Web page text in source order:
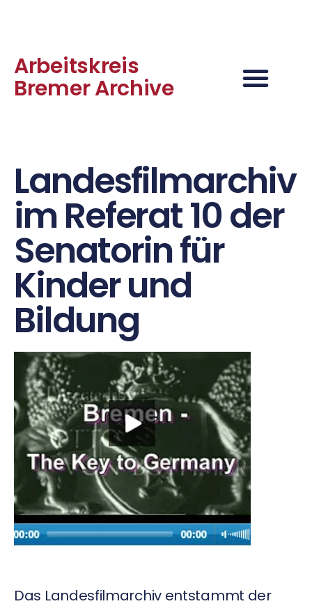
Arbeitskreis
Bremer Archive
Landesfilmarchiv
im Referat 10 der
Senatorin für
Kinder und
Bildung
Das Landesfilmarchiv entstammt der